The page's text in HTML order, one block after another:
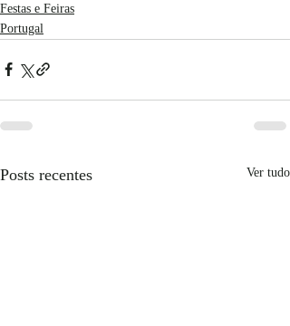
Festas e Feiras
Portugal
Posts recentes Ver tudo